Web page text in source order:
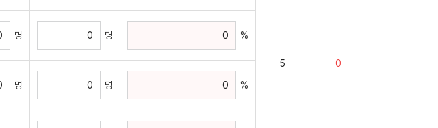
명 명 %
명 명 %